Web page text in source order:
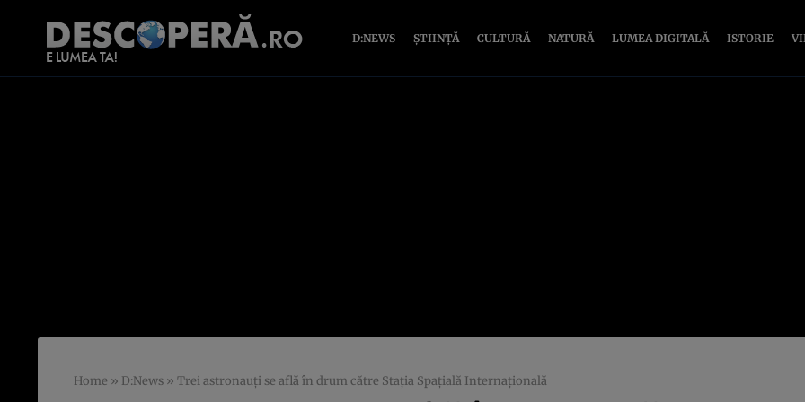
D:NEWS ȘTIINȚĂ CULTURĂ NATURĂ LUMEA DIGITALĂ ISTORIE
Home » D:News » Trei astronauţi se află în drum către Staţia Spaţială Internaţională